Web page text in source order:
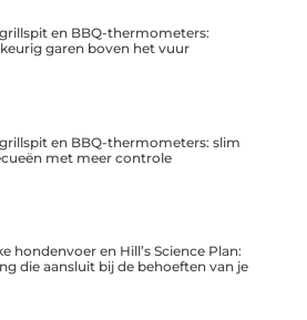
en BBQ-thermometers:
garen boven het vuur
en BBQ-thermometers: slim
met meer controle
hondenvoer en Hill’s Science Plan:
die aansluit bij de behoeften van je